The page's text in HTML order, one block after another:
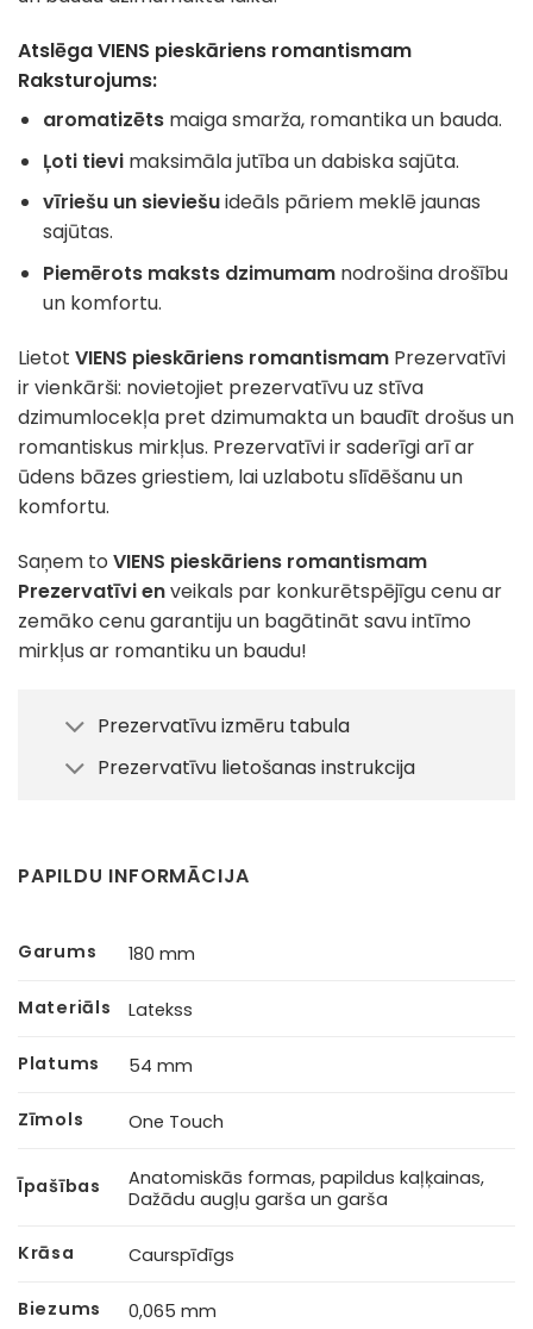
AtslēgaVIENS pieskāriens romantismam
Raksturojums:
aromatizētsmaiga smarža, romantika un bauda.
Ļoti tievimaksimāla jutība un dabiska sajūta.
vīriešu un sieviešuideāls pāriem meklē jaunas
sajūtas.
Piemērots maksts dzimumamnodrošina drošību
un komfortu.
Lietot VIENS pieskāriens romantismam Prezervatīvi
ir vienkārši: novietojiet prezervatīvu uz stīva
dzimumlocekļa pret dzimumakta un baudīt drošus un
romantiskus mirkļus. Prezervatīvi ir saderīgi arī ar
ūdens bāzes griestiem, lai uzlabotu slīdēšanu un
komfortu.
Saņem to VIENS pieskāriens romantismam
Prezervatīvi enveikals par konkurētspējīgu cenu ar
zemāko cenu garantiju un bagātināt savu intīmo
mirkļus ar romantiku un baudu!
Prezervatīvu izmēru tabula
Prezervatīvu lietošanas instrukcija
PAPILDU INFORMĀCIJA
Garums 180 mm
Materiāls Latekss
Platums 54 mm
Zīmols One Touch
Īpašības
Anatomiskās formas, papildus kaļķainas,
Dažādu augļu garša un garša
Krāsa Caurspīdīgs
Biezums 0,065 mm